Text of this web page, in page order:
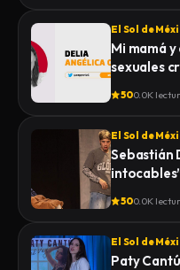
El Sol de
Mi mamá
sexuales
500.0K
El Sol de
Sebastián
500.0K
El Sol de
Paty